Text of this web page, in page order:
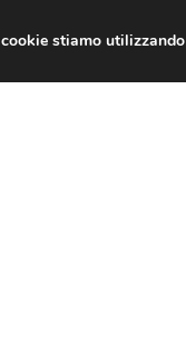
stiamo utilizzando